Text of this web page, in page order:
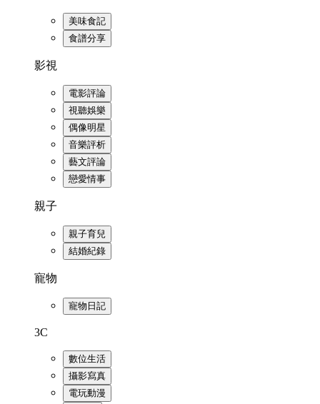
美味食記
食譜分享
影視
電影評論
視聽娛樂
偶像明星
音樂評析
藝文評論
戀愛情事
親子
親子育兒
結婚紀錄
寵物
寵物日記
3C
數位生活
攝影寫真
電玩動漫